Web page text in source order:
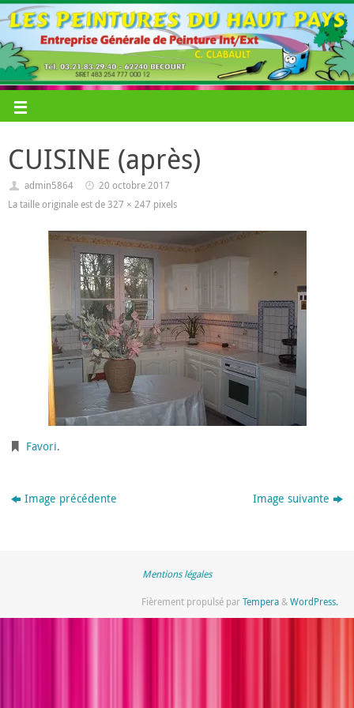
CUISINE (après)
admin5864
20 octobre 2017
La taille originale est de327 × 247 pixels
Favori.
Image précédente Image suivante
Mentions légales
Fièrement propulsé parTempera&WordPress.